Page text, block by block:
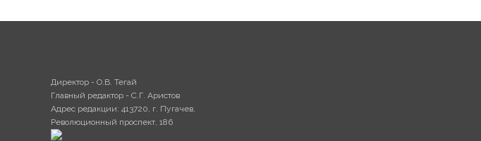
Директор - О.В. Тегай
Главный редактор - С.Г. Аристов
Адрес редакции: 413720, г. Пугачев,
Революционный проспект, 186